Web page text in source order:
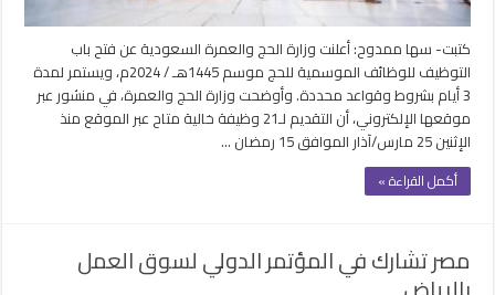
كتبت- سها ممدوح: أعلنت وزارة الحج والعمرة السعودية عن فتح باب
التوظيف للوظائف الموسمية للحج موسم 1445هـ / 2024م، ويستمر لمدة
3 أيام بشروط وقواعد محددة. وأوضحت وزارة الحج والعمرة، في منشور عبر
موقعها الإلكتروني، أن التقديم لـ21 وظيفة خالية متاح عبر الموقع منذ
الإثنين 25 مارس/آذار الموافق 15 رمضان …
أكمل القراءة »
مصر تشارك في المؤتمر الدولي لسوق العمل